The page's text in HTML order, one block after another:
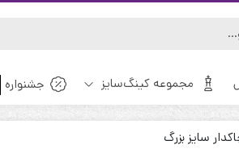
مجموعه کینگ‌سایز جشنواره
سایز بزرگ